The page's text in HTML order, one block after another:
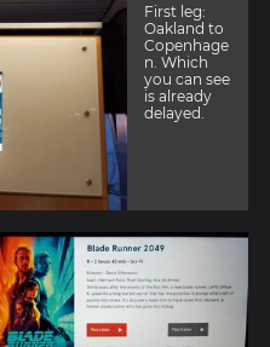
First leg:
Oakland to
Copenhage
n. Which
you can see
is already
delayed.